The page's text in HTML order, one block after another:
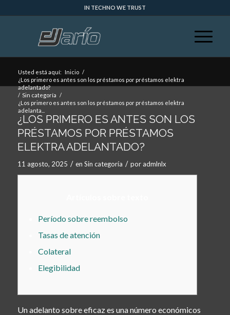
IN TECHNO WE TRUST
Usted está aquí: Inicio /
¿Los primero es antes son los préstamos por préstamos elektra
adelantado?
/ Sin categoría /
¿Los primero es antes son los préstamos por préstamos elektra
adelanta...
¿LOS PRIMERO ES ANTES SON LOS
PRÉSTAMOS POR PRÉSTAMOS
ELEKTRA ADELANTADO?
11 agosto, 2025 / en Sin categoría / por admlnlx
Período sobre reembolso
Tasas de atención
Colateral
Elegibilidad
Un adelanto sobre eficaz es una número económicos